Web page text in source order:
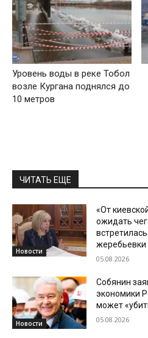
Уровень воды в реке Тобол
возле Кургана поднялся до
10 метров
ЧИТАТЬ ЕЩЕ
Новости
«От
ожидать
жеребьевки
05.08.2026
Новости
Собянин
экономики
может
05.08.2026